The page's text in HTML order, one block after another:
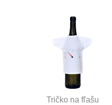
Tričko na fľašu